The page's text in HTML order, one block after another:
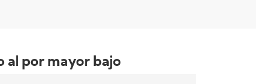
al por mayor bajo